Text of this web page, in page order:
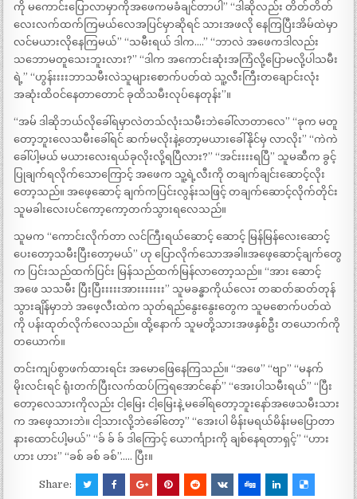
ကို မကောင်းပြောလာမှာကိုအဖေကမခံချင်တာပါ” “ဒါဆိုလည်း တိတ်တိတ်
လေးလက်ထက်ကြမယ်လေအပြင်မှာဆိုရင် သားအဖလို နေကြပြီးအိမ်ထဲမှာ
လင်မယားလိုနေကြမယ်” “သမီးရယ် ဒါက….” “ဘာလဲ အဖေကဒါလည်း
သဘောမတူသေးဘူးလား?” “ဒါက အကောင်းဆုံးအကြံလို့ပြောမလို့ပါသမီး
ရဲ့” “ဟွန်းးးးဘာသမီးလဲသူများစောက်ပတ်ထဲ သူ့လီးကြီးတချောင်းလုံး
အဆုံးထိဝင်နေတာတောင် ခုထိသမီးလုပ်နေတုန်း”။
“အမ် ဒါဆိုဘယ်လိုခေါ်ရမှာလဲတသ်လုံးသမီးဘဲခေါ်လာတာလေ” “ခုက မတူ
တော့ဘူးလေသမီးခေါ်ရင် ဆက်မလိုးနဲ့တော့မယားခေါ်နိုင်မှ လာလိုး” “ကဲကဲ
ခေါ်ပါ့မယ် မယားလေးရယ်ခုလိုးလို့ရပြီလား?” “အင်းးးးရပြီ” သူမဆီက ခွင့်
ပြုချက်ရလိုက်သောကြောင့် အဖေက သူ့ရဲ့လီးကို တချက်ချင်းဆောင့်လိုး
တော့သည်။ အဖေ့ဆောင့် ချက်ကပြင်းလွန်းသဖြင့် တချက်ဆောင့်လိုက်တိုင်း
သူမခါးလေးပင်ကော့ကော့တက်သွားရလေသည်။
သူမက “ကောင်းလိုက်တာ လင်ကြီးရယ်ဆောင့် ဆောင့် မြန်မြန်လေးဆောင့်
ပေးတော့သမီးပြီးတော့မယ်” ဟု ပြောလိုက်သောအခါ။အဖေ့ဆောင့်ချက်တွေ
က ပြင်းသည်ထက်ပြင်း မြန်သည်ထက်မြန်လာတော့သည်။ “အား ဆောင့်
အဖေ သသမီး ပြီးပြီးးးးးအားးးးးးး” သူမခန္ဓာကိုယ်လေး တဆတ်ဆတ်တုန်
သွားချိန်မှာဘဲ အဖေ့လီးထဲက သုတ်ရည်နွေးနွေးတွေက သူမစောက်ပတ်ထဲ
ကို ပန်းထုတ်လိုက်လေသည်။ ထို့နောက် သူမတို့သားအဖနှစ်ဦး တယောက်ကို
တယောက်။
တင်းကျပ်စွာဖက်ထားရင်း အမောဖြေနေကြသည်။ “အဖေ” “ဗျာ” “မနက်
မိုးလင်းရင် ရုံးတက်ပြီးလက်ထပ်ကြရအောင်နော်” “အေးပါသမီးရယ်” “ပြီး
တော့လေသားကိုလည်း ငါ့မြေး ငါ့မြေးနဲ့ မခေါ်ရတော့ဘူးနော်အဖေသမီးသား
က အဖေ့သားဘဲ။ ငါ့သားလို့ဘဲခေါ်တော့” “အေးပါ မိန်းမရယ်မိန်းမပြောတာ
နားထောင်ပါ့မယ်” “ခ် ခ် ခ် ဒါကြောင့် ယောင်္ကျားကို ချစ်နေရတာရှင့်” “ဟား
ဟား ဟား” “ခစ် ခစ် ခစ်”….. ပြီး။
Share: